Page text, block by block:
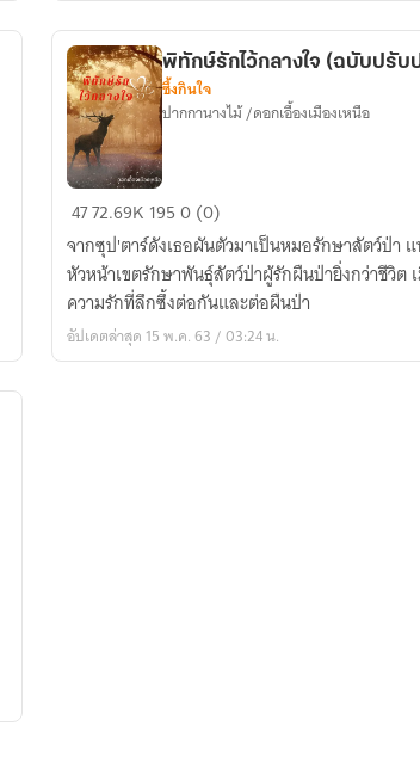
ไว้
นะคะ
พิทักษ์
ไว้
กลาง
ใจ
(ฉบับ
พิทักษ์รักไว้กลางใจ (ฉบับปรับ
ซึ้งกินใจ
ปากกานางไม้ /ดอกเอื้องเมืองเหนือ
4772.69K 1950 (0)
จากซุป'ตาร์ดังเธอผันตัวมาเป็นหมอรักษาสัตว์ป่า
หัวหน้าเขตรักษาพันธุ์สัตว์ป่าผู้รักผืนป่ายิ่งกว่าชีวิต
ความรักที่ลึกซึ้งต่อกันและต่อผืนป่า
อัปเดตล่าสุด 15 พ.ค. 63 / 03:24 น.